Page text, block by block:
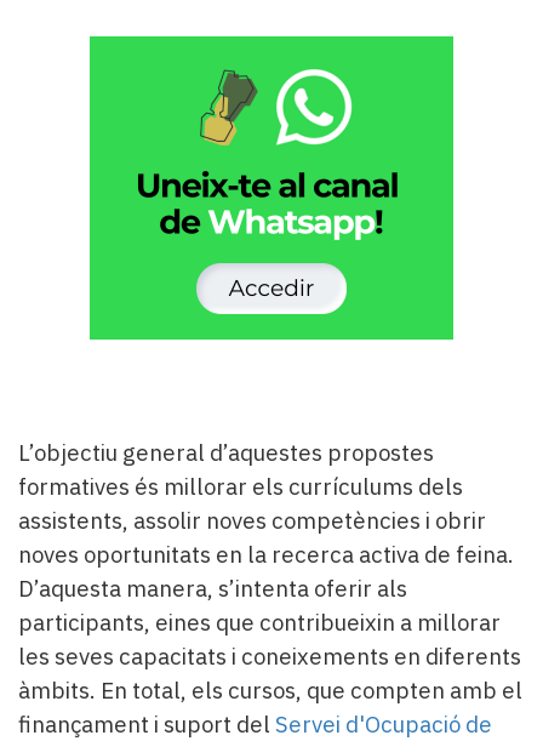
L’objectiu general d’aquestes propostes
formatives és millorar els currículums dels
assistents, assolir noves competències i obrir
noves oportunitats en la recerca activa de feina.
D’aquesta manera, s’intenta oferir als
participants, eines que contribueixin a millorar
les seves capacitats i coneixements en diferents
àmbits. En total, els cursos, que compten amb el
finançament i suport del Servei d'Ocupació de